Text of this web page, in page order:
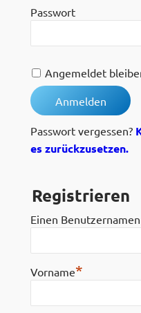
Passwort
Angemeldet
Passwort vergessen?
es zurückzusetzen.
Registrieren
Einen
Vorname*